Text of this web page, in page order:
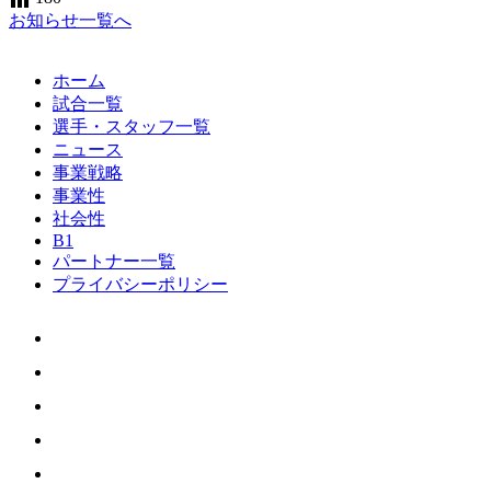
お知らせ一覧へ
ホーム
試合一覧
選手・スタッフ一覧
ニュース
事業戦略
事業性
社会性
B1
パートナー一覧
プライバシーポリシー